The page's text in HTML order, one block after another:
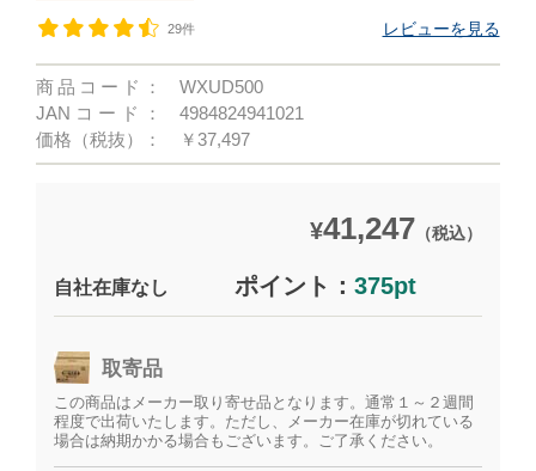
29件 レビューを見る
商品コード：
WXUD500
JANコード：
4984824941021
価格（税抜）：
￥37,497
¥41,247 （税込）
自社在庫なし ポイント： 375pt
取寄品
この商品はメーカー取り寄せ品となります。通常１～２週間
程度で出荷いたします。ただし、メーカー在庫が切れている
場合は納期かかる場合もございます。ご了承ください。